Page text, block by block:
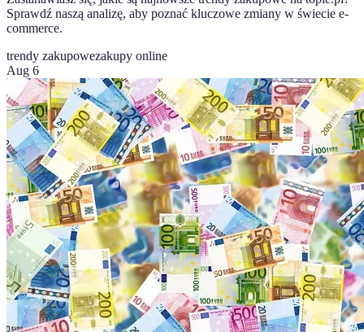
Sprawdź naszą analizę, aby poznać kluczowe zmiany w świecie e-
commerce.
trendy zakupowezakupy online
Aug 6